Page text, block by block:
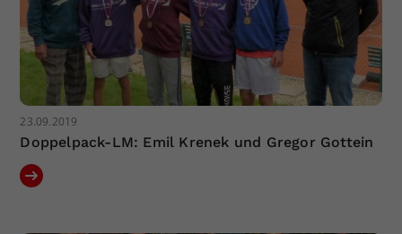
23.09.2019
Doppelpack-LM: Emil Krenek und Gregor Gottein